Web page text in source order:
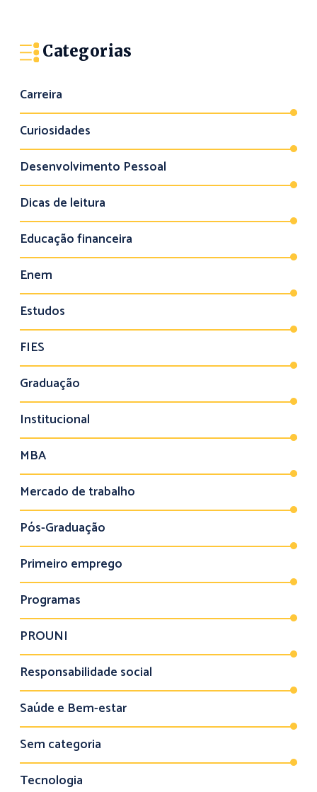
Categorias
Carreira
Curiosidades
Desenvolvimento Pessoal
Dicas de leitura
Educação financeira
Enem
Estudos
FIES
Graduação
Institucional
MBA
Mercado de trabalho
Pós-Graduação
Primeiro emprego
Programas
PROUNI
Responsabilidade social
Saúde e Bem-estar
Sem categoria
Tecnologia